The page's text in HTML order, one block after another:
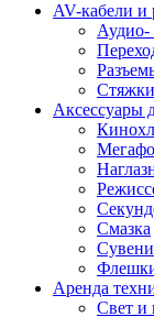
AV-кабели и
Аудио-
Аксессуары
Смазка
Аренда
Свет и